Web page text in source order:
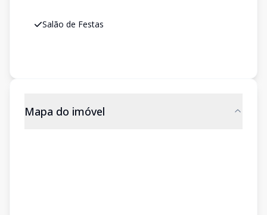
Salão de Festas
Mapa do imóvel